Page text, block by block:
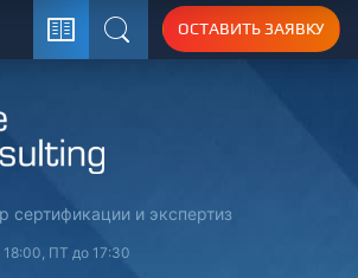
Поиск
ОСТАВИТЬ ЗАЯВКУ
сертификации и экспертиз
ПТ до 17:30